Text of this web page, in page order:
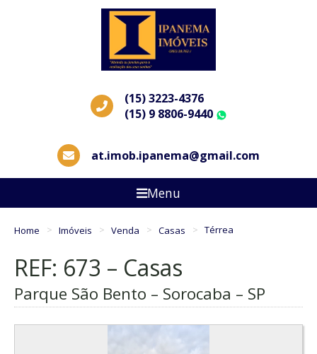
(15) 3223-4376
(15) 9 8806-9440
at.imob.ipanema@gmail.com
Menu
Home Imóveis Venda Casas Térrea
REF: 673 – Casas
Parque São Bento – Sorocaba – SP